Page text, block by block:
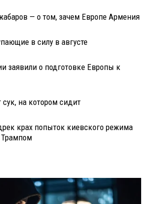
— о том, зачем Европе Армения
в силу в августе
заявили о подготовке Европы к
сук, на котором сидит
крах попыток киевского режима
Трампом